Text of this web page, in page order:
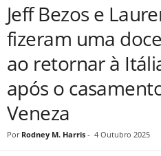
Jeff Bezos e
fizeram uma
ao retornar à
após o
Veneza
Por Rodney M. Harris - 4 Outubro 2025